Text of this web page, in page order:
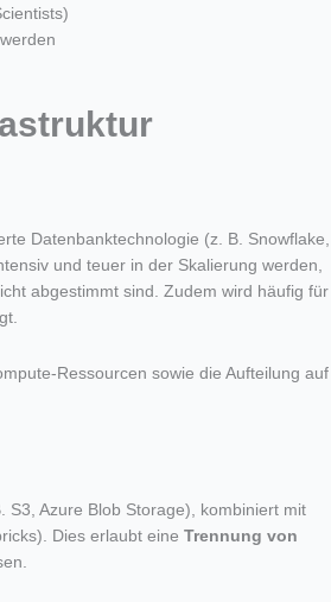
Datenbanktechnologie (z. B. Snowflake,
und teuer in der Skalierung werden,
abgestimmt sind. Zudem wird häufig für
Ressourcen sowie die Aufteilung auf
S3, Azure Blob Storage), kombiniert mit
Dies erlaubt eine Trennung von